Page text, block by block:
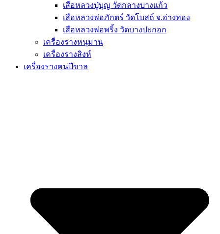
เสือหลวงปู่บุญ วัดกลางบางแก้ว
เสือหลวงพ่อภักตร์ วัดโบสถ์ จ.อ่างทอง
เสือหลวงพ่อพริ้ง วัดบางปะกอก
เครื่องรางหนุมาน
เครื่องรางสิงห์
เครื่องรางฅนปีขาล